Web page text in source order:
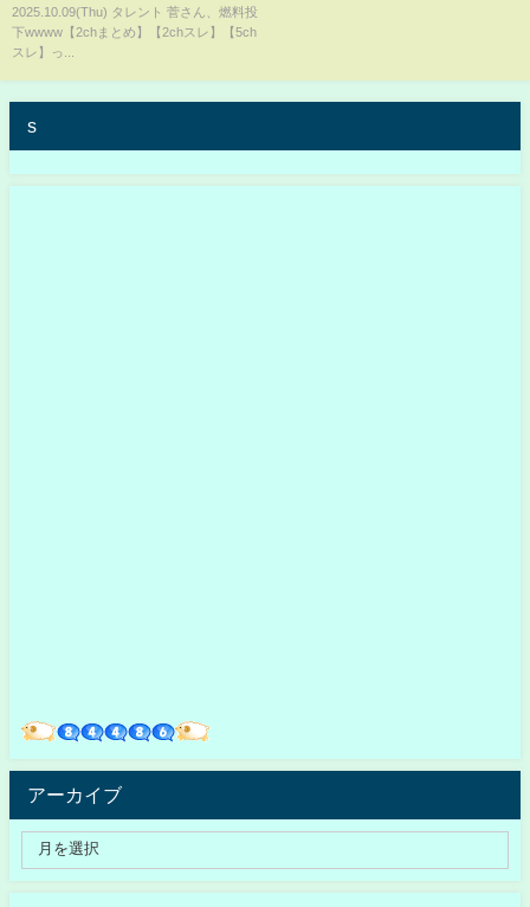
2025.10.09(Thu) タレント 菅さん、燃料投
下wwww【2chまとめ】【2chスレ】【5ch
スレ】っ...
s
アーカイブ